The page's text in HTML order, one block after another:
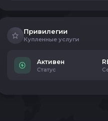
Привилегии
Купленные услуги
Активен
Статус